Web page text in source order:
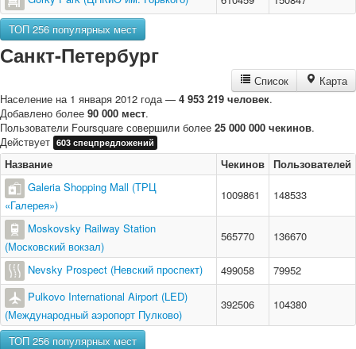
ТОП 256 популярных мест
Санкт-Петербург
Список
Карта
Население на 1 января 2012 года — 4 953 219 человек.
Добавлено более 90 000 мест.
Пользователи Foursquare совершили более 25 000 000 чекинов.
Действует 603 спецпредложений
Название Чекинов Пользователей
Galeria Shopping Mall (ТРЦ
«Галерея»)
1009861 148533
Moskovsky Railway Station
(Московский вокзал)
565770 136670
Nevsky Prospect (Невский проспект) 499058
79952
Pulkovo International Airport (LED)
(Международный аэропорт Пулково)
392506 104380
ТОП 256 популярных мест